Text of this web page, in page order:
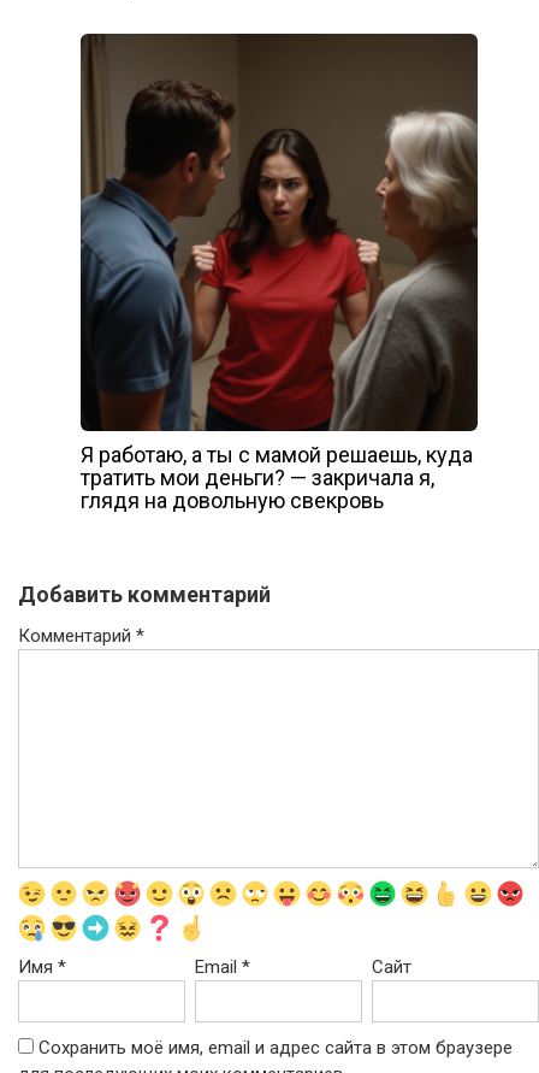
Я работаю, а ты с мамой решаешь, куда
тратить мои деньги? — закричала я,
глядя на довольную свекровь
Добавить комментарий
Комментарий *
Имя * Email* Сайт
Сохранить моё имя, email и адрес сайта в этом браузере